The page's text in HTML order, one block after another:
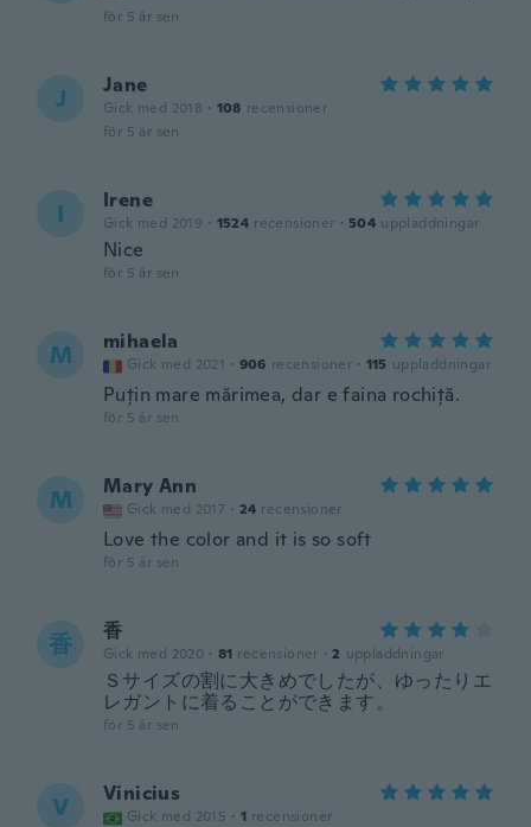
för 5 år sen
J Jane
Gick med 2018 · 108 recensioner
för 5 år sen
I Irene
Gick med 2019 · 1524 recensioner · 504 uppladdningar
Nice
för 5 år sen
M mihaela
Gick med 2021 · 906 recensioner · 115 uppladdningar
Puțin mare mărimea, dar e faina rochiță.
för 5 år sen
M Mary Ann
Gick med 2017 · 24 recensioner
Love the color and it is so soft
för 5 år sen
香 香
Gick med 2020 · 81 recensioner · 2 uppladdningar
Ｓサイズの割に大きめでしたが、ゆったりエ
レガントに着ることができます。
för 5 år sen
V Vinicius
Gick med 2015 · 1 recensioner